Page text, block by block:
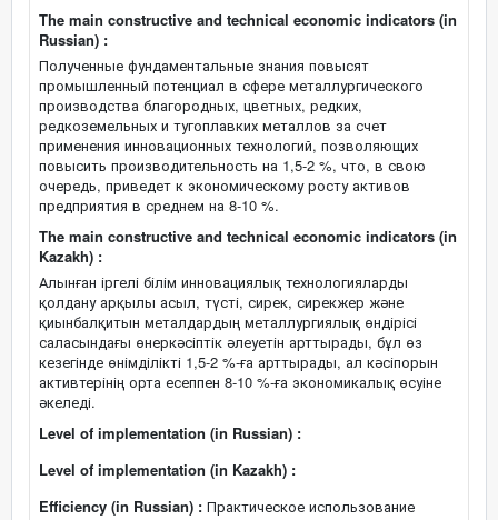
The main constructive and technical economic indicators (in
Russian) :
Полученные фундаментальные знания повысят
промышленный потенциал в сфере металлургического
производства благородных, цветных, редких,
редкоземельных и тугоплавких металлов за счет
применения инновационных технологий, позволяющих
повысить производительность на 1,5-2 %, что, в свою
очередь, приведет к экономическому росту активов
предприятия в среднем на 8-10 %.
The main constructive and technical economic indicators (in
Kazakh) :
Алынған іргелі білім инновациялық технологияларды
қолдану арқылы асыл, түсті, сирек, сирекжер және
қиынбалқитын металдардың металлургиялық өндірісі
саласындағы өнеркәсіптік әлеуетін арттырады, бұл өз
кезегінде өнімділікті 1,5-2 %-ға арттырады, ал кәсіпорын
активтерінің орта есеппен 8-10 %-ға экономикалық өсуіне
әкеледі.
Level of implementation (in Russian) :
Level of implementation (in Kazakh) :
Efficiency (in Russian) : Практическое использование